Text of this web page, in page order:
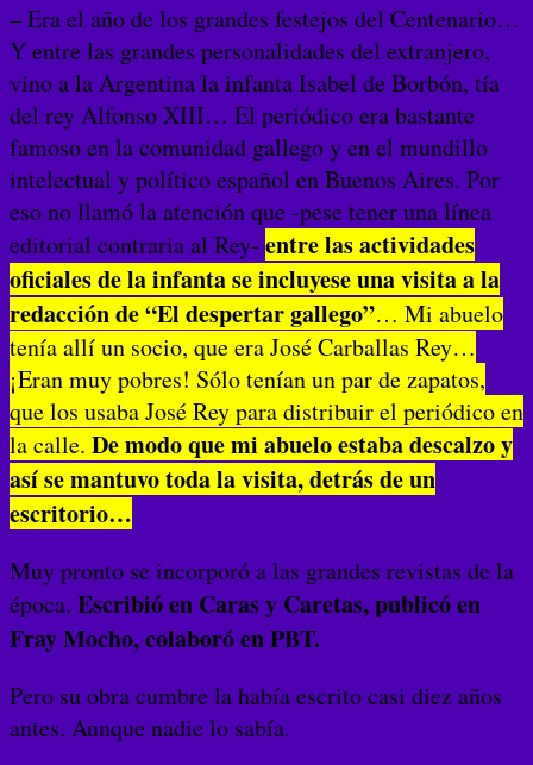
– Era el año de los grandes festejos del Centenario…
Y entre las grandes personalidades del extranjero,
vino a la Argentina la infanta Isabel de Borbón, tía
del rey Alfonso XIII… El periódico era bastante
famoso en la comunidad gallego y en el mundillo
intelectual y político español en Buenos Aires. Por
eso no llamó la atención que -pese tener una línea
editorial contraria al Rey- entre las actividades
oficiales de la infanta se incluyese una visita a la
redacción de “El despertar gallego”… Mi abuelo
tenía allí un socio, que era José Carballas Rey…
¡Eran muy pobres! Sólo tenían un par de zapatos,
que los usaba José Rey para distribuir el periódico en
la calle. De modo que mi abuelo estaba descalzo y
así se mantuvo toda la visita, detrás de un
escritorio…
Muy pronto se incorporó a las grandes revistas de la
época. Escribió en Caras y Caretas, publicó en
Fray Mocho, colaboró en PBT.
Pero su obra cumbre la había escrito casi diez años
antes. Aunque nadie lo sabía.